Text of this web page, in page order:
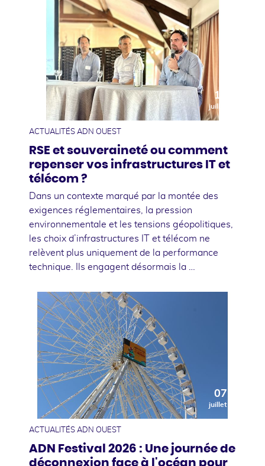
10
juillet
ACTUALITÉS ADN OUEST
RSE et souveraineté ou comment
repenser vos infrastructures IT et
télécom ?
Dans un contexte marqué par la montée des
exigences réglementaires, la pression
environnementale et les tensions géopolitiques,
les choix d’infrastructures IT et télécom ne
relèvent plus uniquement de la performance
technique. Ils engagent désormais la …
07
juillet
ACTUALITÉS ADN OUEST
ADN Festival 2026 : Une journée de
déconnexion face à l'océan pour